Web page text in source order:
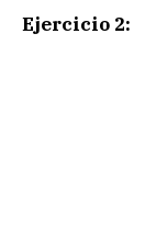
Ejercicio 2: